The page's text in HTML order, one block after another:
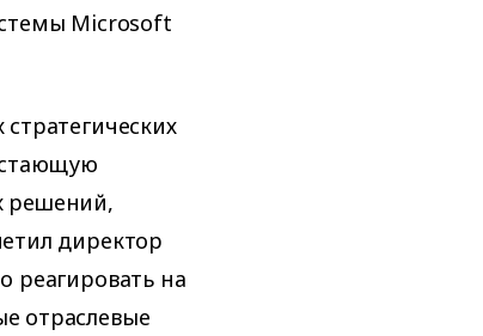
Microsoft
решений,
директор
реагировать на
отраслевые